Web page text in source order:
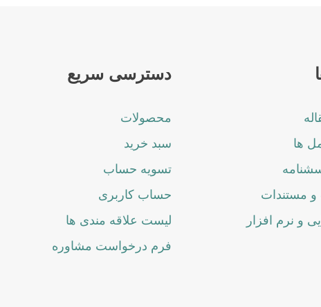
ها
مستندات
و نرم افزار
دسترسی سریع
محصولات
سبد خرید
تسویه حساب
حساب کاربری
لیست علاقه مندی ها
فرم درخواست مشاوره